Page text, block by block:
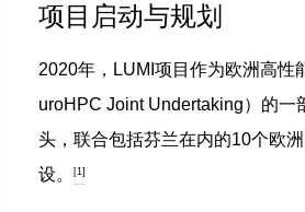
项目启动与规划
2020年，LUMI项目作为欧洲高性
uroHPC Joint Undertaking）的一
头，联合包括芬兰在内的10个欧
设。
[1]